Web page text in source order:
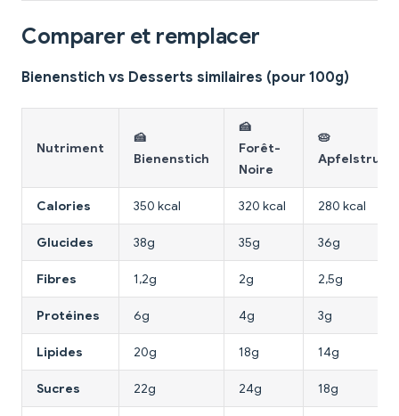
Comparer et remplacer
Bienenstich vs Desserts similaires (pour 100g)
Nutriment
🍰
Bienenstich
🍰
Forêt-
Noire
🥧
Calories 350 kcal 320 kcal 280 kcal
Glucides 38g 35g 36g
Fibres 1,2g 2g 2,5g
Protéines 6g 4g 3g
Lipides 20g 18g 14g
Sucres 22g 24g 18g